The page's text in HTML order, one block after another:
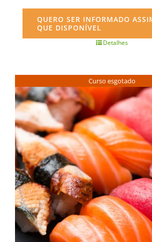
QUERO SER INFORMADO
QUE DISPONÍVEL
Detalhes
Curso esgotado